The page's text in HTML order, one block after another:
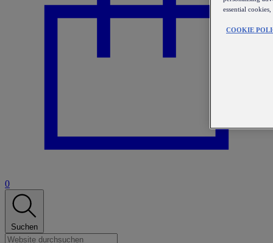
0
Suchen
essential
COOKIE